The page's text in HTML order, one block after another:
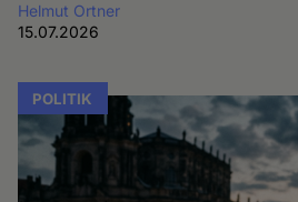
Helmut Ortner
15.07.2026
POLITIK